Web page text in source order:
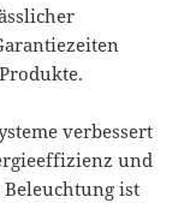
verbessert
und
ist